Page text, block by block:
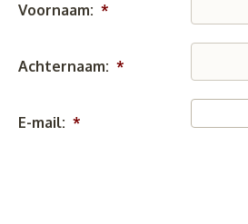
Voornaam: *
Achternaam: *
E-mail: *